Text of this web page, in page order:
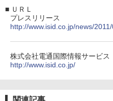
■ ＵＲＬ
プレスリリース
http://www.isid.co.jp/news/
株式会社電通国際情報サービス
http://www.isid.co.jp/